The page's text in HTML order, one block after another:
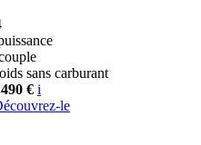
sans carburant
€ i
le